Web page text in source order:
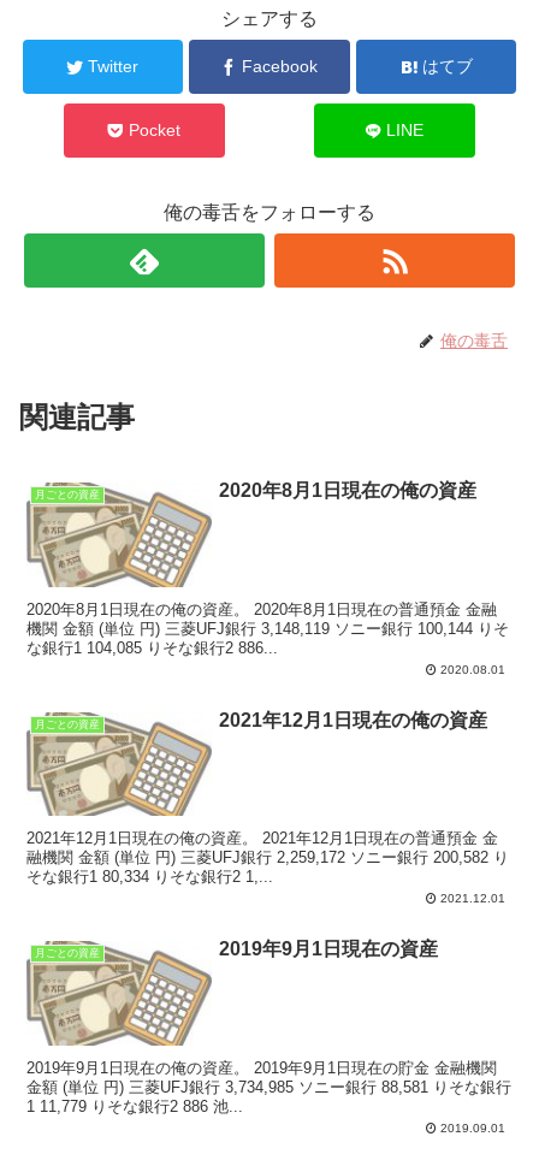
シェアする
Twitter Facebook はてブ
Pocket LINE
俺の毒舌をフォローする
俺の毒舌
関連記事
月ごとの資産 2020年8月1日現在の俺の資産
2020年8月1日現在の俺の資産。 2020年8月1日現在の普通預金 金融
機関 金額 (単位 円) 三菱UFJ銀行 3,148,119 ソニー銀行 100,144 りそ
な銀行1 104,085 りそな銀行2 886...
2020.08.01
月ごとの資産 2021年12月1日現在の俺の資産
2021年12月1日現在の俺の資産。 2021年12月1日現在の普通預金 金
融機関 金額 (単位 円) 三菱UFJ銀行 2,259,172 ソニー銀行 200,582 り
そな銀行1 80,334 りそな銀行2 1,...
2021.12.01
月ごとの資産 2019年9月1日現在の資産
2019年9月1日現在の俺の資産。 2019年9月1日現在の貯金 金融機関
金額 (単位 円) 三菱UFJ銀行 3,734,985 ソニー銀行 88,581 りそな銀行
1 11,779 りそな銀行2 886 池...
2019.09.01